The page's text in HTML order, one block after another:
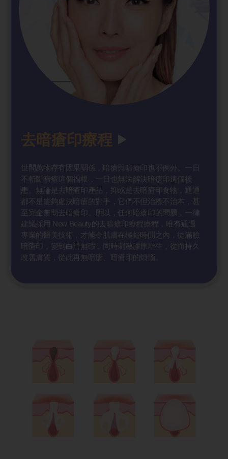
去暗瘡印療程
世間萬物存有因果關係，暗瘡與暗瘡印也不例外。一日
不斬斷暗瘡這個禍根，一日也無法解決暗瘡印這個後
患。無論是去暗瘡印產品，抑或是去暗瘡印食物，通通
都不是能夠處決暗瘡的對手，它們不但治標不治本，甚
至完全無助去暗瘡印。所以，任何暗瘡印的問題，一律
建議採用 New Beauty的去暗瘡印療程療程，唯有通過
專業的醫美技術，才能令肌膚在極短時間之內，從滿臉
暗瘡印，變到白滑無暇，同時刺激膠原增生，從而持久
改善膚質，從此再無暗瘡、暗瘡印的煩惱。